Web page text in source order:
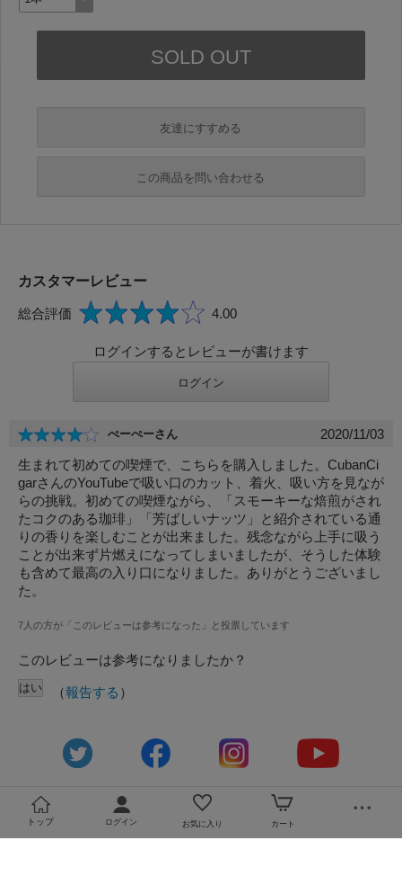
友達にすすめる
必須
この商品を問い合わせる
必須
必須
プライバシーポリシーをご確認ください。
カスタマーレビュー
総合評価 4.00
ログインするとレビューが書けます
ぺーぺーさん
2020/11/03
生まれて初めての喫煙で、こちらを購入しました。CubanCi
garさんのYouTubeで吸い口のカット、着火、吸い方を見なが
らの挑戦。初めての喫煙ながら、「スモーキーな焙煎がされ
たコクのある珈琲」「芳ばしいナッツ」と紹介されている通
りの香りを楽しむことが出来ました。残念ながら上手に吸う
ことが出来ず片燃えになってしまいましたが、そうした体験
も含めて最高の入り口になりました。ありがとうございまし
た。
7人の方が「このレビューは参考になった」と投票しています
このレビューは参考になりましたか？
（報告する ）
トップ ログイン お気に入り カート